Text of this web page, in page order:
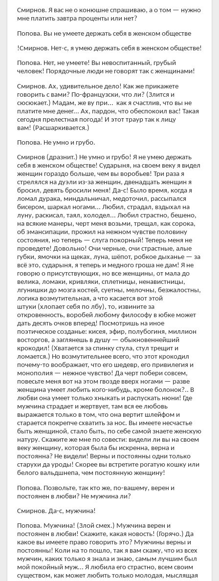
Смирнов. Я вас не о конюшне спрашиваю, а о том — нужно
мне платить завтра проценты или нет?
Попова. Вы не умеете держать себя в женском обществе
!Смирнов. Нет-с, я умею держать себя в женском обществе!
Попова. Нет, не умеете! Вы невоспитанный, грубый
человек! Порядочные люди не говорят так с женщинами!
Смирнов. Ах, удивительное дело! Как же прикажете
говорить с вами? По-французски, что ли? (Злится и
сюсюкает.) Мадам, же ву при... как я счастлив, что вы не
платите мне денег... Ах, пардон, что обеспокоил вас! Такая
сегодня прелестная погода! И этот траур так к лицу
вам! (Расшаркивается.)
Попова. Не умно и грубо.
Смирнов (дразнит.) Не умно и грубо! Я не умею держать
себя в женском обществе! Сударыня, на своем веку я видел
женщин гораздо больше, чем вы воробьев! Три раза я
стрелялся на дуэли из-за женщин, двенадцать женщин я
бросил, девять бросили меня! Да-с! Было время, когда я
ломал дурака, миндальничал, медоточил, рассыпался
бисером, шаркал ногами... Любил, страдал, вздыхал на
луну, раскисал, таял, холодел... Любил страстно, бешено,
на всякие манеры, черт меня возьми, трещал, как сорока,
об эмансипации, прожил на нежном чувстве половину
состояния, но теперь — слуга покорный! Теперь меня не
проведете! Довольно! Очи черные, очи страстные, алые
губки, ямочки на щеках, луна, шёпот, робкое дыханье — за
всё это, сударыня, я теперь и медного гроша не дам! Я не
говорю о присутствующих, но все женщины, от мала до
велика, ломаки, кривляки, сплетницы, ненавистницы,
лгунишки до мозга костей, суетны, мелочны, безжалостны,
логика возмутительная, а что касается вот этой
штуки (хлопает себя по лбу), то, извините за
откровенность, воробей любому философу в юбке может
дать десять очков вперед! Посмотришь на иное
поэтическое созданье: кисея, эфир, полубогиня, миллион
восторгов, а заглянешь в душу — обыкновеннейший
крокодил! (Хватается за спинку стула, стул трещит и
ломается.) Но возмутительнее всего, что этот крокодил
почему-то воображает, что его шедевр, его привилегия и
монополия — нежное чувство! Да черт побери совсем,
повесьте меня вот на этом гвозде вверх ногами — разве
женщина умеет любить кого-нибудь, кроме болонок?.. В
любви она умеет только хныкать и распускать нюни! Где
мужчина страдает и жертвует, там вся ее любовь
выражается только в том, что она вертит шлейфом и
старается покрепче схватить за нос. Вы имеете несчастье
быть женщиной, стало быть, по себе самой знаете женскую
натуру. Скажите же мне по совести: видели ли вы на своем
веку женщину, которая была бы искренна, верна и
постоянна? Не видели! Верны и постоянны одни только
старухи да уроды! Скорее вы встретите рогатую кошку или
белого вальдшнепа, чем постоянную женщину!
Попова. Позвольте, так кто же, по-вашему, верен и
постоянен в любви? Не мужчина ли?
Смирнов. Да-с, мужчина!
Попова. Мужчина! (Злой смех.) Мужчина верен и
постоянен в любви! Скажите, какая новость! (Горячо.) Да
какое вы имеете право говорить это? Мужчины верны и
постоянны! Коли на то пошло, так я вам скажу, что из всех
мужчин, каких только я знала и знаю, самым лучшим был
мой покойный муж... Я любила его страстно, всем своим
существом, как может любить только молодая, мыслящая